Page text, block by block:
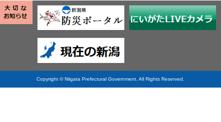
Copyright © Niigata Prefectural Government. All Rights Reserved.